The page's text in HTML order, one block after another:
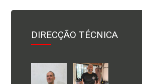
DIRECÇÃO TÉCNICA